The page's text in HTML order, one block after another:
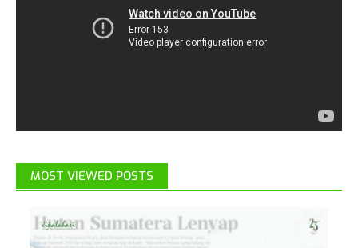
MOST VIEWED POSTS